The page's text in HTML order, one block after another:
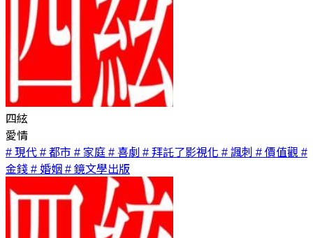
四絃
愛情
# 現代 # 都市 # 家庭 # 喜劇 # 拜託了影視化 # 諷刺 # 價值觀 #
金錢 # 婚姻 # 鏡文學出版